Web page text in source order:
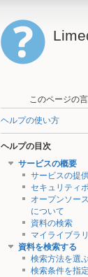
このページの
ヘルプの使い方
ヘルプの目次
サービスの概要
サービスの提
セキュリティ
オープンソー
について
資料の検索
マイライブラ
資料を検索する
検索方法を選
検索条件を指